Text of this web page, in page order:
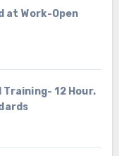
at Work-Open
12 Hour.